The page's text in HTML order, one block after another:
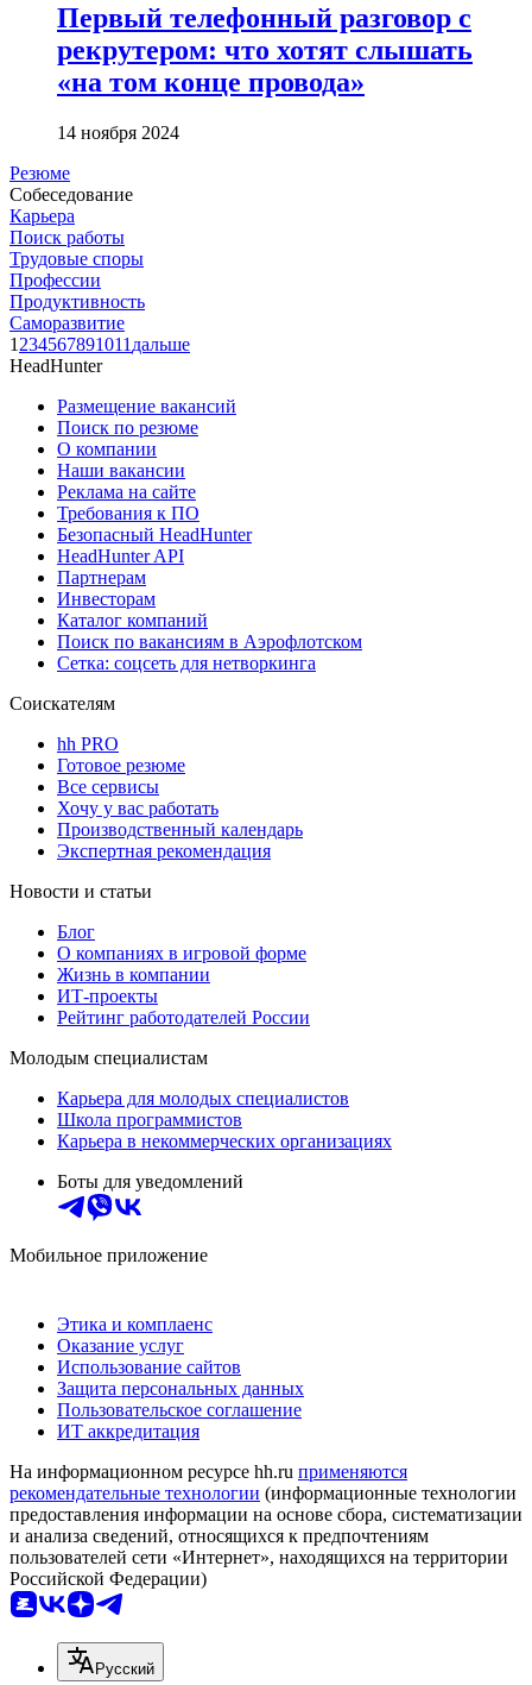
Первый телефонный разговор с
рекрутером: что хотят слышать
«на том конце провода»
14 ноября 2024
Резюме
Собеседование
Карьера
Поиск работы
Трудовые споры
Профессии
Продуктивность
Саморазвитие
1 234567891011 дальше
HeadHunter
Размещение вакансий
Поиск по резюме
О компании
Наши вакансии
Реклама на сайте
Требования к ПО
Безопасный HeadHunter
HeadHunter API
Партнерам
Инвесторам
Каталог компаний
Поиск по вакансиям в Аэрофлотском
Сетка: соцсеть для нетворкинга
Соискателям
hh PRO
Готовое резюме
Все сервисы
Хочу у вас работать
Производственный календарь
Экспертная рекомендация
Новости и статьи
Блог
О компаниях в игровой форме
Жизнь в компании
ИТ-проекты
Рейтинг работодателей России
Молодым специалистам
Карьера для молодых специалистов
Школа программистов
Карьера в некоммерческих организациях
Боты для уведомлений
Мобильное приложение
Этика и комплаенс
Оказание услуг
Использование сайтов
Защита персональных данных
Пользовательское соглашение
ИТ аккредитация
На информационном ресурсе hh.ru применяются
рекомендательные технологии (информационные технологии
предоставления информации на основе сбора, систематизации
и анализа сведений, относящихся к предпочтениям
пользователей сети «Интернет», находящихся на территории
Российской Федерации)
Русский